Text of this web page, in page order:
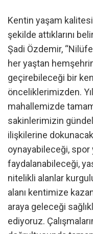
Kentin yaşam
şekilde attıklarını
Şadi Özdemir,
her yaştan
geçirebileceği bir
önceliklerimizden.
mahallemizde
sakinlerimizin
ilişkilerine
oynayabileceği,
faydalanabileceği,
nitelikli alanlar
alanı kentimize
araya geleceği
ediyoruz.